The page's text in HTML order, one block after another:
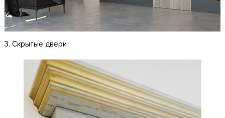
3. Скрытые двери